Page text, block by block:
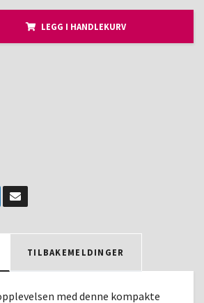
LEGG I HANDLEKURV
TILBAKEMELDINGER
med denne kompakte